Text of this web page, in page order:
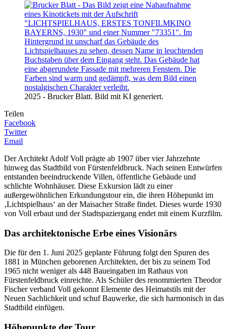
2025 - Brucker Blatt. Bild mit KI generiert.
Teilen
Facebook
Twitter
Email
Der Architekt Adolf Voll prägte ab 1907 über vier Jahrzehnte
hinweg das Stadtbild von Fürstenfeldbruck. Nach seinen Entwürfen
entstanden beeindruckende Villen, öffentliche Gebäude und
schlichte Wohnhäuser. Diese Exkursion lädt zu einer
außergewöhnlichen Erkundungstour ein, die ihren Höhepunkt im
‚Lichtspielhaus‘ an der Maisacher Straße findet. Dieses wurde 1930
von Voll erbaut und der Stadtspaziergang endet mit einem Kurzfilm.
Das architektonische Erbe eines Visionärs
Die für den 1. Juni 2025 geplante Führung folgt den Spuren des
1881 in München geborenen Architekten, der bis zu seinem Tod
1965 nicht weniger als 448 Baueingaben im Rathaus von
Fürstenfeldbruck einreichte. Als Schüler des renommierten Theodor
Fischer verband Voll gekonnt Elemente des Heimatstils mit der
Neuen Sachlichkeit und schuf Bauwerke, die sich harmonisch in das
Stadtbild einfügen.